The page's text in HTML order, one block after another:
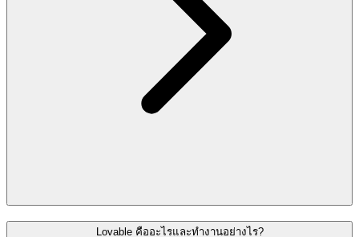
Lovable คืออะไรและทำงานอย่างไร?